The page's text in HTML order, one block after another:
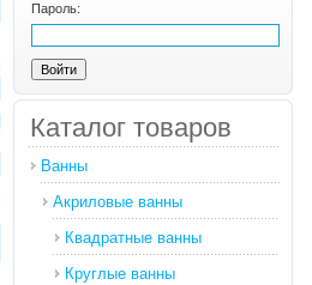
Пароль:
Каталог товаров
Ванны
Акриловые ванны
Квадратные ванны
Круглые ванны